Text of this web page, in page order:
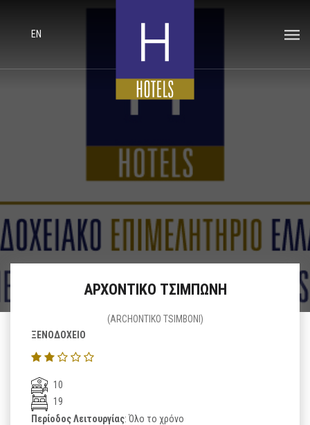
EN
ΑΡΧΟΝΤΙΚΟ ΤΣΙΜΠΩΝΗ
(ARCHONTIKO TSIMBONI)
ΞΕΝΟΔΟΧΕΙΟ
10
19
Περίοδος Λειτουργίας: Όλο το χρόνο